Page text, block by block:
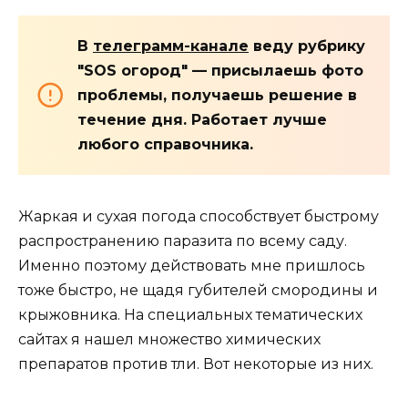
В телеграмм-канале веду рубрику
"SOS огород" — присылаешь фото
проблемы, получаешь решение в
течение дня. Работает лучше
любого справочника.
Жаркая и сухая погода способствует быстрому
распространению паразита по всему саду.
Именно поэтому действовать мне пришлось
тоже быстро, не щадя губителей смородины и
крыжовника. На специальных тематических
сайтах я нашел множество химических
препаратов против тли. Вот некоторые из них.